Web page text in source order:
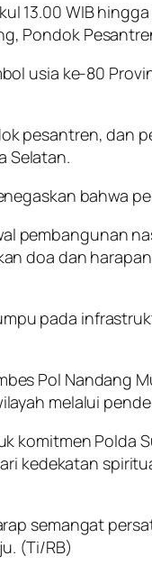
13.00 WIB
Pondok
usia ke-80
pesantren, dan
Selatan.
bahwa
pembangunan
doa dan
pada
Pol Nandang
melalui
komitmen
kedekatan
semangat
(Ti/RB)